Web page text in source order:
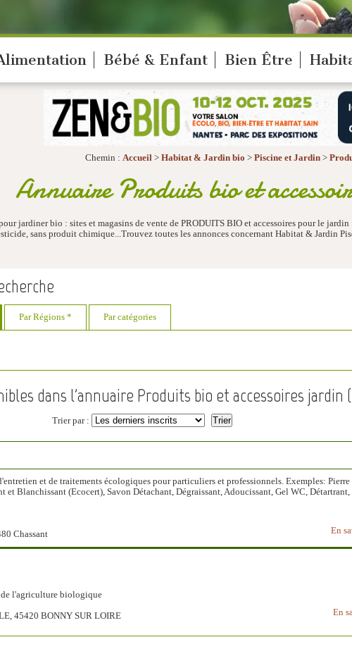
Bébé & Enfant Bien Être
Chemin : Accueil> Habitat & Jardin bio > Piscine et Jardin >
Annuaire Produits bio et
jardiner bio : sites et magasins de vente de PRODUITS BIO et accessoires pour le
sans produit chimique...Trouvez toutes les annonces concernant Habitat & Jardin
Par Régions * Par catégories
dans l'annuaire Produits bio et accessoires jardin (
Trier par :
et de traitements écologiques pour particuliers et professionnels. Exemples:
et Blanchissant (Ecocert), Savon Détachant, Dégraissant, Adoucissant, Gel WC, Détartrant,
En
Chassant
de l'agriculture biologique
En
45420 BONNY SUR LOIRE